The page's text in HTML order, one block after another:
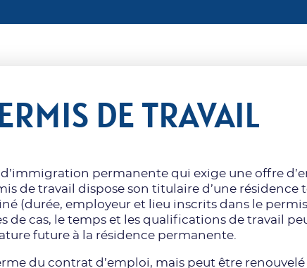
DE TRAVAIL
permanente qui exige une offre
de travail dispose son titulaire d’une résidence
(durée, employeur et lieu inscrits dans le
de cas, le temps et les qualifications de travail
future à la résidence permanente.
du contrat d’emploi, mais peut être